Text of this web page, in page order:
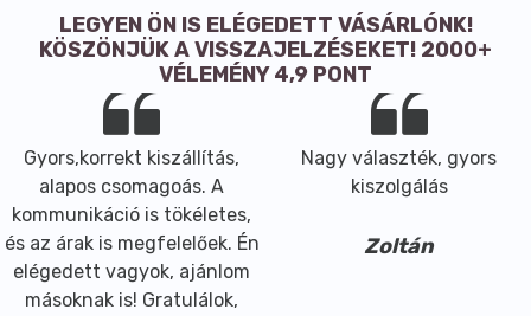
LEGYEN ÖN IS ELÉGEDETT VÁSÁRLÓNK!
KÖSZÖNJÜK A VISSZAJELZÉSEKET! 2000+
VÉLEMÉNY 4,9 PONT
Gyors,korrekt kiszállítás,
alapos csomagoás. A
kommunikáció is tökéletes,
és az árak is megfelelőek. Én
elégedett vagyok, ajánlom
másoknak is! Gratulálok,
Nagy választék, gyors
kiszolgálás
Zoltán